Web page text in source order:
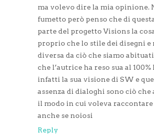
ma volevo dire la mia opinione.
fumetto però penso che di
parte del progetto Visions la
proprio che lo stile dei disegni e
diversa da ciò che siamo
che l’autrice ha reso sua al
infatti la sua visione di SW e
assenza di dialoghi sono ciò che
il modo in cui voleva raccontare
anche se noiosi
Reply